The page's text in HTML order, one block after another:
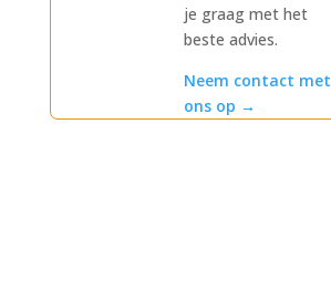
je graag met het
beste advies.
Neem contact met
ons op →